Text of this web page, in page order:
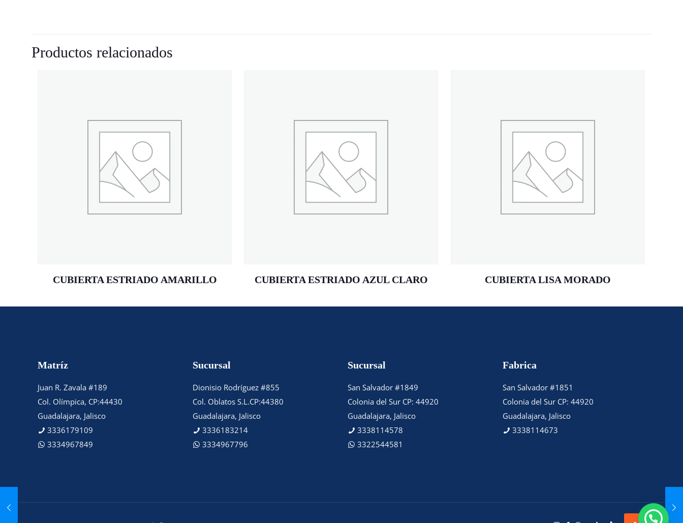
Productos relacionados
CUBIERTA ESTRIADO AMARILLO CUBIERTA ESTRIADO AZUL CLARO CUBIERTA LISA MORADO
Matríz
Juan R. Zavala #189
Col. Olímpica, CP:44430
Guadalajara, Jalisco
3336179109
3334967849
Sucursal
Dionisio Rodríguez #855
Col. Oblatos S.L.CP:44380
Guadalajara, Jalisco
3336183214
3334967796
Sucursal
San Salvador #1849
Colonia del Sur CP: 44920
Guadalajara, Jalisco
3338114578
3322544581
Fabrica
San Salvador #1851
Colonia del Sur CP: 44920
Guadalajara, Jalisco
3338114673